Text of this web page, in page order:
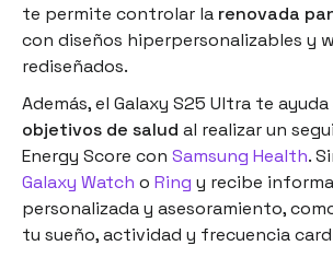
te permite controlar la renovada
con diseños hiperpersonalizables y
rediseñados.
Además, el Galaxy S25 Ultra te
objetivos de salud al realizar un
Energy Score con Samsung Health.
Galaxy Watch o Ring y recibe
personalizada y asesoramiento,
tu sueño, actividad y frecuencia